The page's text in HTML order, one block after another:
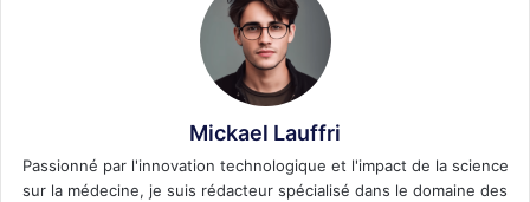
Mickael Lauffri
Passionné par l'innovation technologique et l'impact de la science
sur la médecine, je suis rédacteur spécialisé dans le domaine des